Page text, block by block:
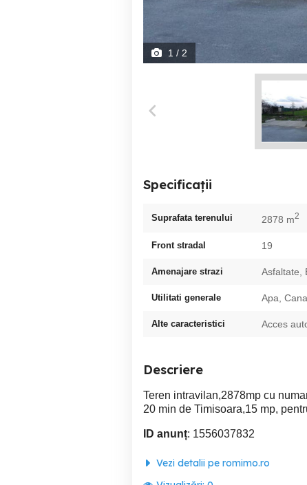
1 / 2
Specificații
Suprafata terenului 2878 m2
Front stradal 19
Amenajare strazi Asfaltate,
Utilitati generale Apa,
Alte caracteristici Acces
Descriere
Teren intravilan,2878mp cu
20 min de Timisoara,15 mp,
ID anunț: 1556037832
Vezi detalii pe romimo.ro